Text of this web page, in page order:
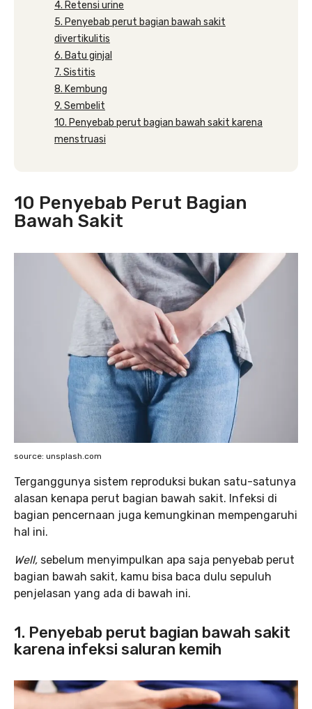
4. Retensi urine
5. Penyebab perut bagian bawah sakit
divertikulitis
6. Batu ginjal
7. Sistitis
8. Kembung
9. Sembelit
10. Penyebab perut bagian bawah sakit karena
menstruasi
10 Penyebab Perut Bagian
Bawah Sakit
source: unsplash.com
Terganggunya sistem reproduksi bukan satu-satunya
alasan kenapa perut bagian bawah sakit. Infeksi di
bagian pencernaan juga kemungkinan mempengaruhi
hal ini.
Well, sebelum menyimpulkan apa saja penyebab perut
bagian bawah sakit, kamu bisa baca dulu sepuluh
penjelasan yang ada di bawah ini.
1. Penyebab perut bagian bawah sakit
karena infeksi saluran kemih